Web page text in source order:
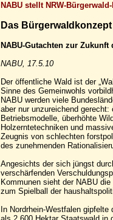
NABU stellt NRW-
Das Bürgerwaldkonzept
NABU-Gutachten zur Zukunft
NABU, 17.5.10
Der öffentliche Wald ist der
Sinne des Gemeinwohls
NABU werden viele
aber nur unzureichend
Betriebsmodelle, überhöhte
Holzerntetechniken und
Zeugnis von schlechten
des zunehmenden
Angesichts der sich jüngst
verschärfenden
Kommunen sieht der NABU
zum Spielball der
In Nordrhein-Westfalen